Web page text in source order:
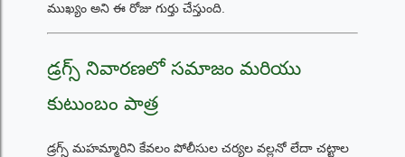
ముఖ్యం అని ఈ రోజు గుర్తు చేస్తుంది.
డ్రగ్స్ నివారణలో సమాజం మరియు
కుటుంబం పాత్ర
డ్రగ్స్ మహమ్మారిని కేవలం పోలీసుల చర్యల వల్లనో లేదా చట్టాల